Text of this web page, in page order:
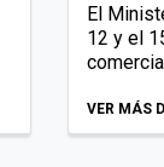
El
12 y el
VER MÁS